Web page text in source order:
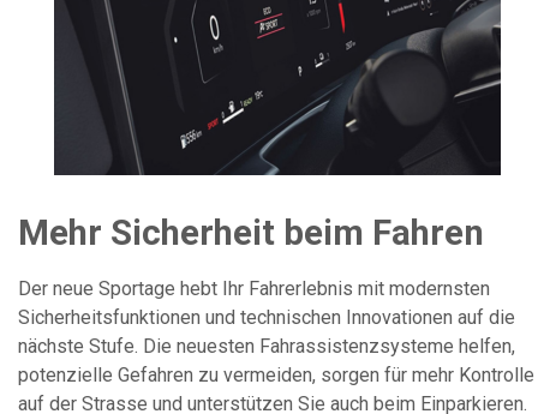
Mehr Sicherheit beim Fahren
Der neue Sportage hebt Ihr Fahrerlebnis mit modernsten
Sicherheitsfunktionen und technischen Innovationen auf die
nächste Stufe. Die neuesten Fahrassistenzsysteme helfen,
potenzielle Gefahren zu vermeiden, sorgen für mehr Kontrolle
auf der Strasse und unterstützen Sie auch beim Einparkieren.